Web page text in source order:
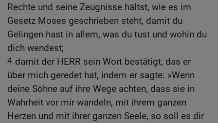
Rechte und seine Zeugnisse hältst, wie es im
Gesetz Moses geschrieben steht, damit du
Gelingen hast in allem, was du tust und wohin du
dich wendest;
4 damit der HERR sein Wort bestätigt, das er
über mich geredet hat, indem er sagte: »Wenn
deine Söhne auf ihre Wege achten, dass sie in
Wahrheit vor mir wandeln, mit ihrem ganzen
Herzen und mit ihrer ganzen Seele, so soll es dir